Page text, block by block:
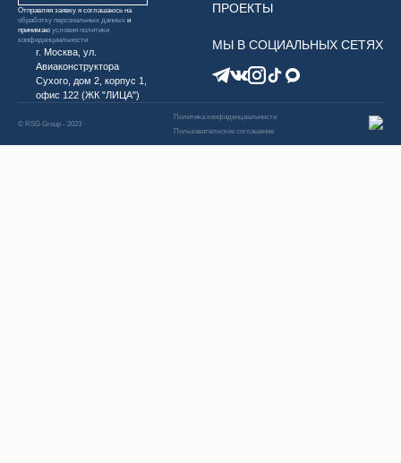
Отправляя заявку я соглашаюсь на
обработку персональных данных и
принимаю условия политики
конфиденциальности
г. Москва, ул.
Авиаконструктора
Сухого, дом 2, корпус 1,
офис 122 (ЖК "ЛИЦА")
ПРОЕКТЫ
МЫ В СОЦИАЛЬНЫХ СЕТЯХ
© RSG Group - 2023
Политика конфиденциальности
Пользовательское соглашение